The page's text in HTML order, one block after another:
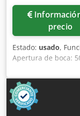
Información de
precio
Estado: usado,
Apertura de boca:
30 - 80 mm Peso:
Requisito de
completamente
nuevas mandíbulas
laterales.